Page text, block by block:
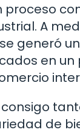
proceso
A
generó
en
de